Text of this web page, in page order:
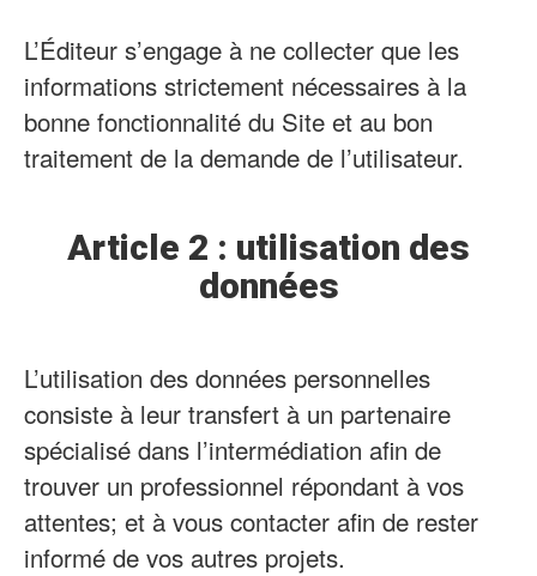
L’Éditeur s’engage à ne collecter que les
informations strictement nécessaires à la
bonne fonctionnalité du Site et au bon
traitement de la demande de l’utilisateur.
Article 2 : utilisation des
données
L’utilisation des données personnelles
consiste à leur transfert à un partenaire
spécialisé dans l’intermédiation afin de
trouver un professionnel répondant à vos
attentes; et à vous contacter afin de rester
informé de vos autres projets.